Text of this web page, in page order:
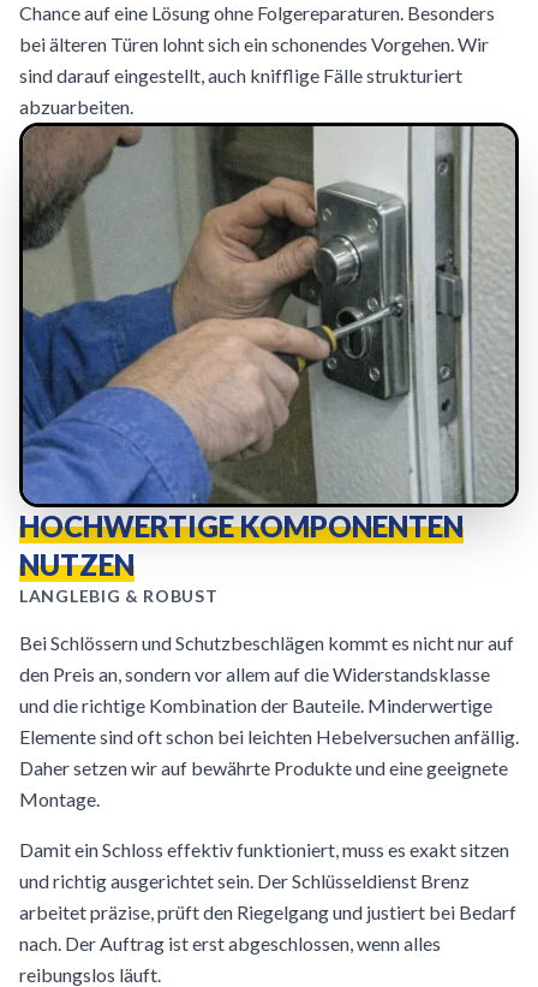
Chance auf eine Lösung ohne Folgereparaturen. Besonders
bei älteren Türen lohnt sich ein schonendes Vorgehen. Wir
sind darauf eingestellt, auch knifflige Fälle strukturiert
abzuarbeiten.
HOCHWERTIGE KOMPONENTEN
NUTZEN
LANGLEBIG & ROBUST
Bei Schlössern und Schutzbeschlägen kommt es nicht nur auf
den Preis an, sondern vor allem auf die Widerstandsklasse
und die richtige Kombination der Bauteile. Minderwertige
Elemente sind oft schon bei leichten Hebelversuchen anfällig.
Daher setzen wir auf bewährte Produkte und eine geeignete
Montage.
Damit ein Schloss effektiv funktioniert, muss es exakt sitzen
und richtig ausgerichtet sein. Der Schlüsseldienst Brenz
arbeitet präzise, prüft den Riegelgang und justiert bei Bedarf
nach. Der Auftrag ist erst abgeschlossen, wenn alles
reibungslos läuft.